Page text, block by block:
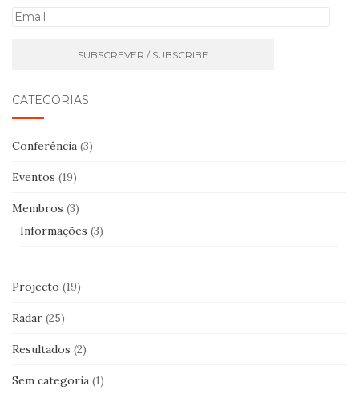
E
CATEGORIAS
Conferência (3)
Eventos (19)
Membros (3)
Informações (3)
Projecto (19)
Radar (25)
Resultados (2)
Sem categoria (1)